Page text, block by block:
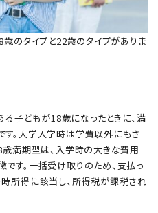
のタイプと22歳のタイプがありま
子どもが18歳になったときに、満
。大学入学時は学費以外にもさ
満期型は、入学時の大きな費用
す。一括受け取りのため、支払っ
所得に該当し、所得税が課税され